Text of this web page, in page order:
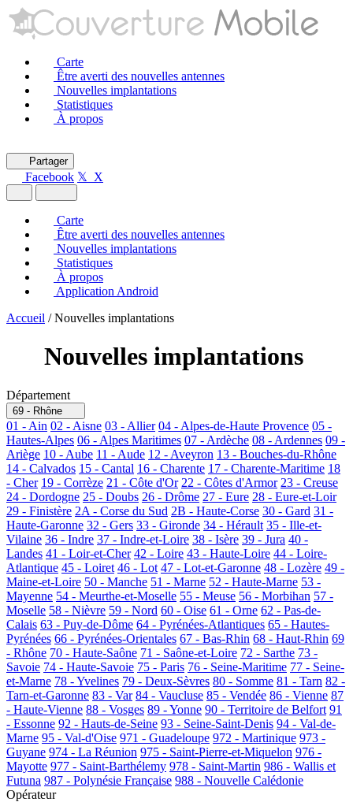
Carte
Être averti des nouvelles antennes
Nouvelles implantations
Statistiques
À propos
Partager
Facebook 𝕏 X
Carte
Être averti des nouvelles antennes
Nouvelles implantations
Statistiques
À propos
Application Android
Accueil / Nouvelles implantations
Nouvelles implantations
Département
69 - Rhône
01 - Ain 02 - Aisne 03 - Allier 04 - Alpes-de-Haute Provence 05 -
Hautes-Alpes 06 - Alpes Maritimes 07 - Ardèche 08 - Ardennes 09 -
Ariège 10 - Aube 11 - Aude 12 - Aveyron 13 - Bouches-du-Rhône
14 - Calvados 15 - Cantal 16 - Charente 17 - Charente-Maritime 18
- Cher 19 - Corrèze 21 - Côte d'Or 22 - Côtes d'Armor 23 - Creuse
24 - Dordogne 25 - Doubs 26 - Drôme 27 - Eure 28 - Eure-et-Loir
29 - Finistère 2A - Corse du Sud 2B - Haute-Corse 30 - Gard 31 -
Haute-Garonne 32 - Gers 33 - Gironde 34 - Hérault 35 - Ille-et-
Vilaine 36 - Indre 37 - Indre-et-Loire 38 - Isère 39 - Jura 40 -
Landes 41 - Loir-et-Cher 42 - Loire 43 - Haute-Loire 44 - Loire-
Atlantique 45 - Loiret 46 - Lot 47 - Lot-et-Garonne 48 - Lozère 49 -
Maine-et-Loire 50 - Manche 51 - Marne 52 - Haute-Marne 53 -
Mayenne 54 - Meurthe-et-Moselle 55 - Meuse 56 - Morbihan 57 -
Moselle 58 - Nièvre 59 - Nord 60 - Oise 61 - Orne 62 - Pas-de-
Calais 63 - Puy-de-Dôme 64 - Pyrénées-Atlantiques 65 - Hautes-
Pyrénées 66 - Pyrénées-Orientales 67 - Bas-Rhin 68 - Haut-Rhin 69
- Rhône 70 - Haute-Saône 71 - Saône-et-Loire 72 - Sarthe 73 -
Savoie 74 - Haute-Savoie 75 - Paris 76 - Seine-Maritime 77 - Seine-
et-Marne 78 - Yvelines 79 - Deux-Sèvres 80 - Somme 81 - Tarn 82 -
Tarn-et-Garonne 83 - Var 84 - Vaucluse 85 - Vendée 86 - Vienne 87
- Haute-Vienne 88 - Vosges 89 - Yonne 90 - Territoire de Belfort 91
- Essonne 92 - Hauts-de-Seine 93 - Seine-Saint-Denis 94 - Val-de-
Marne 95 - Val-d'Oise 971 - Guadeloupe 972 - Martinique 973 -
Guyane 974 - La Réunion 975 - Saint-Pierre-et-Miquelon 976 -
Mayotte 977 - Saint-Barthélemy 978 - Saint-Martin 986 - Wallis et
Futuna 987 - Polynésie Française 988 - Nouvelle Calédonie
Opérateur